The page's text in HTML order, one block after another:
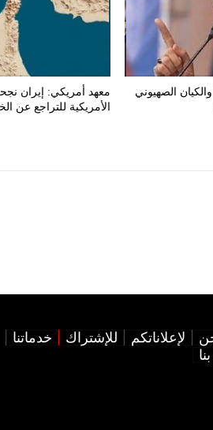
الصهيوني
معهد أمريكي: إيران
الأمريكية للتراجع عن
لإعلاناتكم للإشتراك
خدماتنا